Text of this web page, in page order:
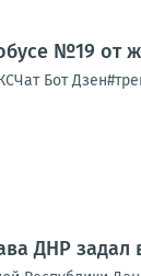
№19 от
Бот
ДНР